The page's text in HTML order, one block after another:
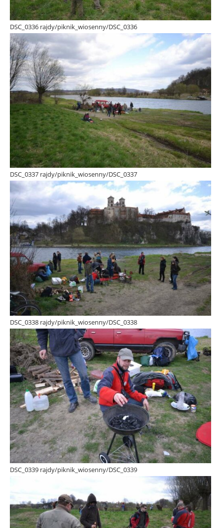
DSC_0336 rajdy/piknik_wiosenny/DSC_0336
DSC_0337 rajdy/piknik_wiosenny/DSC_0337
DSC_0338 rajdy/piknik_wiosenny/DSC_0338
DSC_0339 rajdy/piknik_wiosenny/DSC_0339